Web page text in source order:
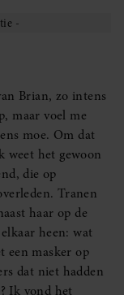
Brian, zo intens
maar voel me
moe. Om dat
weet het gewoon
die op
Tranen
haar op de
heen: wat
een masker op
dat niet hadden
Ik vond het